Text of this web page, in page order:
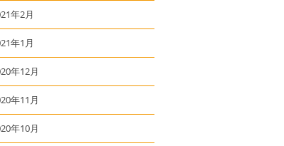
年2月
年1月
年12月
年11月
年10月